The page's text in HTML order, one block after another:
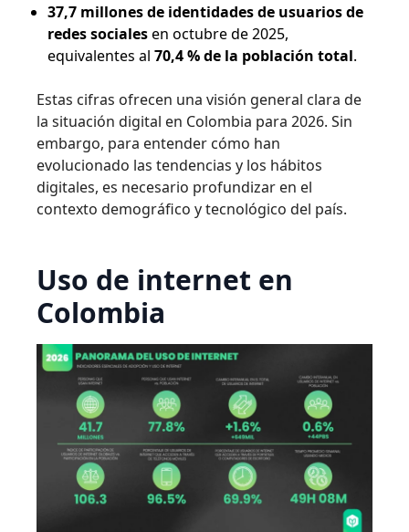
37,7 millones de identidades de usuarios de
redes socialesen octubre de 2025,
equivalentes al 70,4 % de la población total.
Estas cifras ofrecen una visión general clara de
la situación digital en Colombia para 2026. Sin
embargo, para entender cómo han
evolucionado las tendencias y los hábitos
digitales, es necesario profundizar en el
contexto demográfico y tecnológico del país.
Uso de internet en
Colombia